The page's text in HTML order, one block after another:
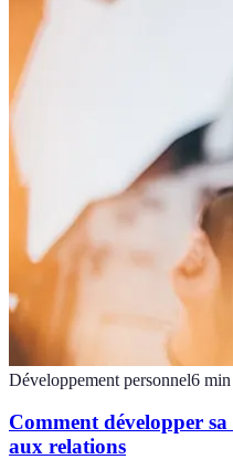
Développement personnel6 min
Comment développer
aux relations